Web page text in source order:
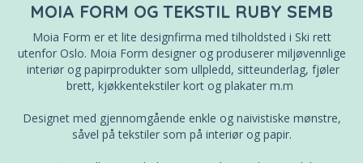
MOIA FORM OG TEKSTIL RUBY SEMB
Moia Form er et lite designfirma med tilholdsted i Ski rett
utenfor Oslo. Moia Form designer og produserer miljøvennlige
interiør og papirprodukter som ullpledd, sitteunderlag, fjøler
brett, kjøkkentekstiler kort og plakater m.m
Designet med gjennomgående enkle og naivistiske mønstre,
såvel på tekstiler som på interiør og papir.